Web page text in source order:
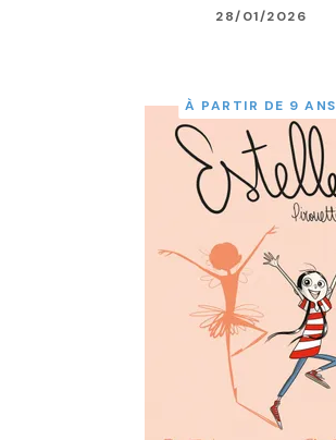
28/01/2026
À PARTIR DE 9 ANS